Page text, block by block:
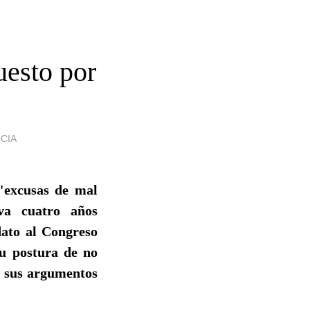
por
de mal
cuatro años
al Congreso
postura de no
argumentos